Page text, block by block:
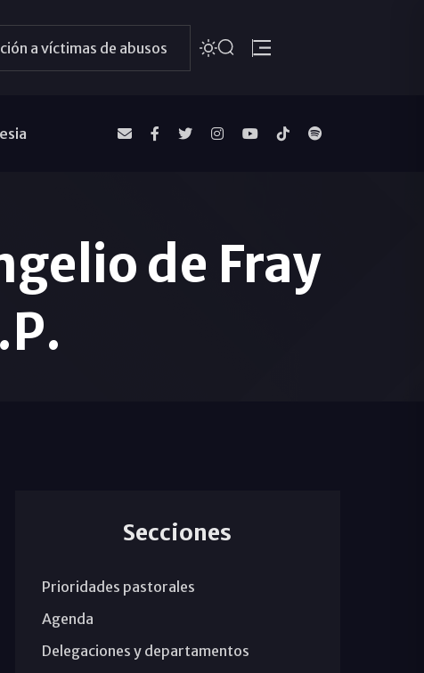
a víctimas de abusos
de Fray
Secciones
Prioridades pastorales
Agenda
Delegaciones y departamentos